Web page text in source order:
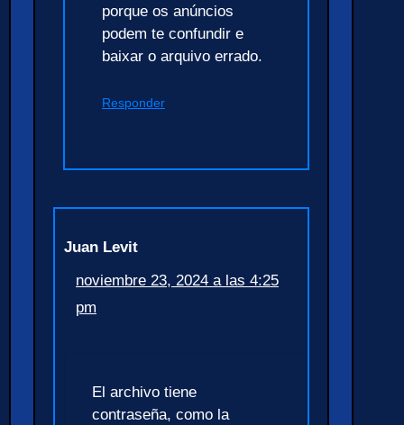
porque os anúncios
podem te confundir e
baixar o arquivo errado.
Responder
Juan Levit
noviembre 23, 2024 a las 4:25
pm
El archivo tiene
contraseña, como la